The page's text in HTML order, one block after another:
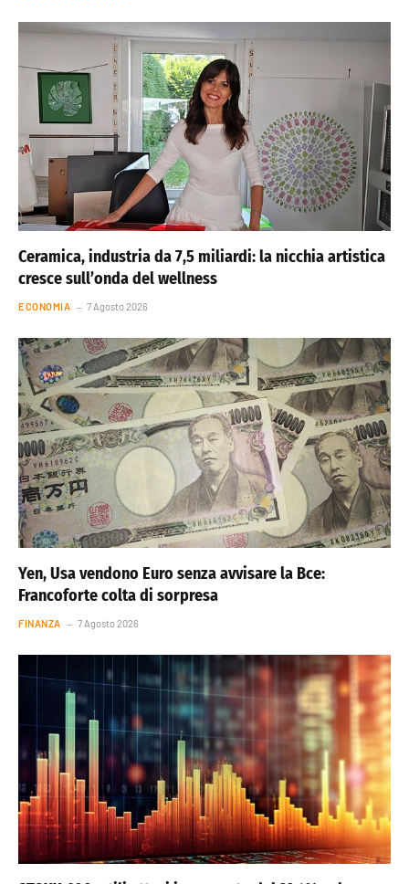
Ceramica, industria da 7,5 miliardi: la nicchia artistica
cresce sull’onda del wellness
ECONOMIA 7 Agosto 2026
Yen, Usa vendono Euro senza avvisare la Bce:
Francoforte colta di sorpresa
FINANZA 7 Agosto 2026